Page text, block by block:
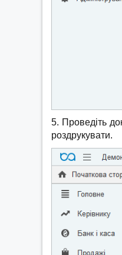
5. Проведіть
роздрукувати.